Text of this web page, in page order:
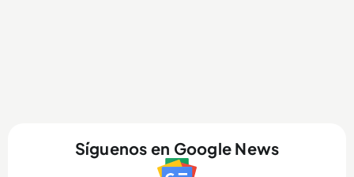
Síguenos en Google News